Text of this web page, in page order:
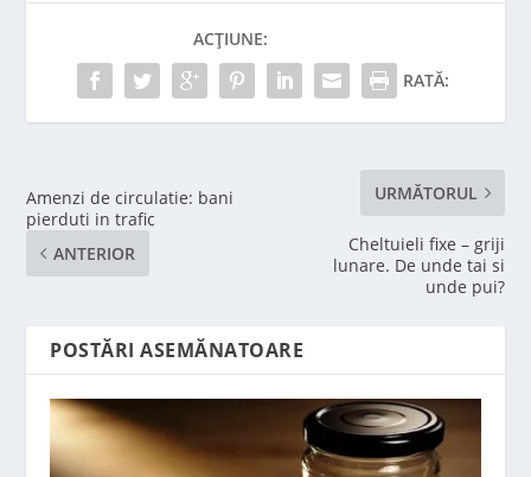
ACȚIUNE:
RATĂ:
Amenzi de circulatie: bani
pierduti in trafic
ANTERIOR
URMĂTORUL
Cheltuieli fixe – griji
lunare. De unde tai si
unde pui?
POSTĂRI ASEMĂNATOARE